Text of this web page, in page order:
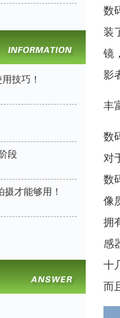
技巧！
段
才能够用！
数
装
镜
影
丰
数
对
数
像
拥
感
十
而